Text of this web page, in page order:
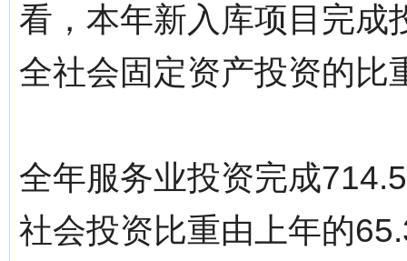
看，本年新入库项目完成
全社会固定资产投资的比
全年服务业投资完成
社会投资比重由上年的